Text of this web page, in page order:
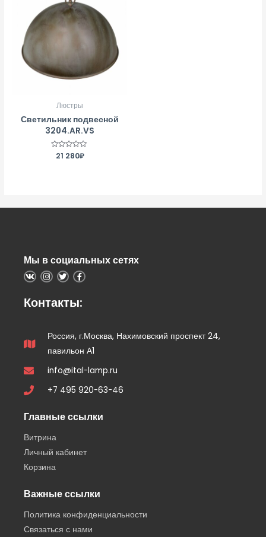
Люстры
Светильник подвесной
3204.AR.VS
Оценка
21 280₽
Мы в социальных сетях
Контакты:
Россия, г.Москва, Нахимовский проспект 24,
павильон А1
info@ital-lamp.ru
+7 495 920-63-46
Главные ссылки
Витрина
Личный кабинет
Корзина
Важные ссылки
Политика конфиденциальности
Связаться с нами